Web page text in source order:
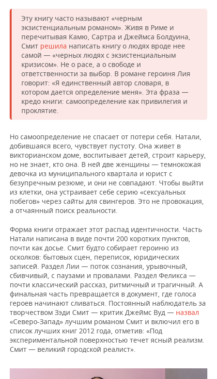
Эту книгу часто называют «черным
экзистенциальным романом». Живя в Риме и
перечитывая Камю, Сартра и Джеймса Болдуина,
Смит решила написать книгу о людях вроде нее
самой — «черных людях с экзистенциальным
кризисом». Не о расе, а о свободе и
ответственности за выбор. В романе героиня Лия
говорит: «Я единственный автор словаря, в
котором дается определение меня». Эта фраза —
кредо книги: самоопределение как привилегия и
проклятие.
Но самоопределение не спасает от потери себя. Натали,
добившаяся всего, чувствует пустоту. Она живет в
викторианском доме, воспитывает детей, строит карьеру,
но не знает, кто она. В ней две женщины — темнокожая
девочка из муниципального квартала и юрист с
безупречным резюме, и они не совпадают. Чтобы выйти
из клетки, она устраивает себе серию «сексуальных
побегов» через сайты для свингеров. Это не провокация,
а отчаянный поиск реальности.
Форма книги отражает этот распад идентичности. Часть
Натали написана в виде почти 200 коротких пунктов,
почти как досье. Смит будто собирает героиню из
осколков: бытовых сцен, переписок, юридических
записей. Раздел Лии — поток сознания, урывочный,
сбивчивый, с паузами и провалами. Раздел Феликса —
почти классический рассказ, ритмичный и трагичный. А
финальная часть превращается в документ, где голоса
героев начинают сливаться. Постоянный наблюдатель за
творчеством Зэди Смит — критик Джеймс Вуд — назвал
«Северо-Запад» лучшим романом Смит и включил его в
список лучших книг 2012 года, отметив: «Под
экспериментальной поверхностью течет ясный реализм.
Смит — великий городской реалист».